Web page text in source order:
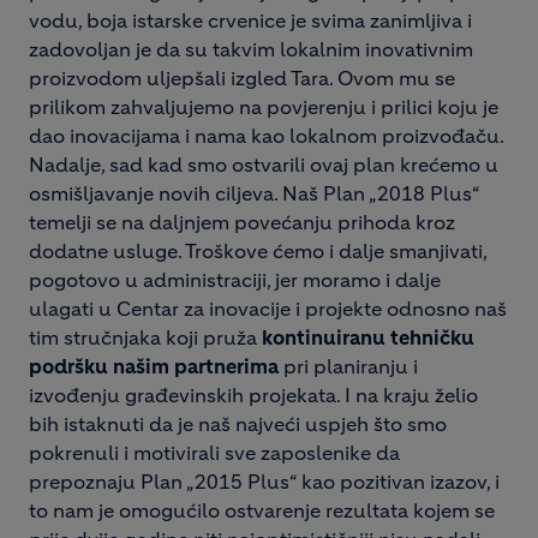
vodu, boja istarske crvenice je svima zanimljiva i
zadovoljan je da su takvim lokalnim inovativnim
proizvodom uljepšali izgled Tara. Ovom mu se
prilikom zahvaljujemo na povjerenju i prilici koju je
dao inovacijama i nama kao lokalnom proizvođaču.
Nadalje, sad kad smo ostvarili ovaj plan krećemo u
osmišljavanje novih ciljeva. Naš Plan „2018 Plus“
temelji se na daljnjem povećanju prihoda kroz
dodatne usluge. Troškove ćemo i dalje smanjivati,
pogotovo u administraciji, jer moramo i dalje
ulagati u Centar za inovacije i projekte odnosno naš
tim stručnjaka koji pruža kontinuiranu tehničku
podršku našim partnerima pri planiranju i
izvođenju građevinskih projekata. I na kraju želio
bih istaknuti da je naš najveći uspjeh što smo
pokrenuli i motivirali sve zaposlenike da
prepoznaju Plan „2015 Plus“ kao pozitivan izazov, i
to nam je omogućilo ostvarenje rezultata kojem se